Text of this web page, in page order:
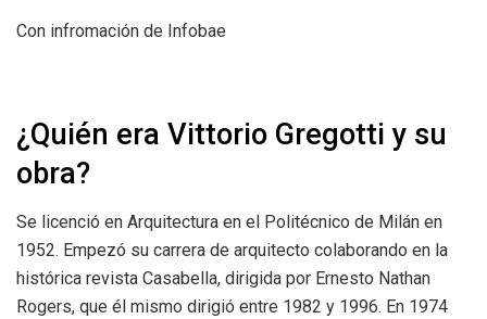
Con infromación de Infobae
¿Quién era Vittorio Gregotti y su
obra?
Se licenció en Arquitectura en el Politécnico de Milán en
1952. Empezó su carrera de arquitecto colaborando en la
histórica revista Casabella, dirigida por Ernesto Nathan
Rogers, que él mismo dirigió entre 1982 y 1996. En 1974